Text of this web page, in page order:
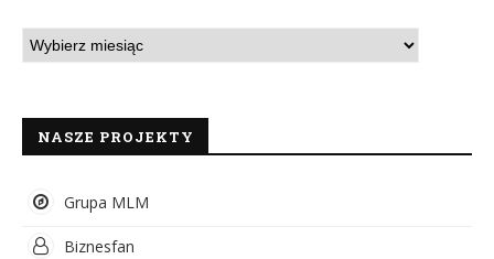
NASZE PROJEKTY
Grupa MLM
Biznesfan